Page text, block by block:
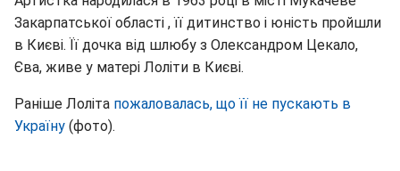
Закарпатської області , її дитинство і юність пройшли
в Києві. Її дочка від шлюбу з Олександром Цекало,
Єва, живе у матері Лоліти в Києві.
Раніше Лоліта пожаловалась, що її не пускають в
Україну (фото).